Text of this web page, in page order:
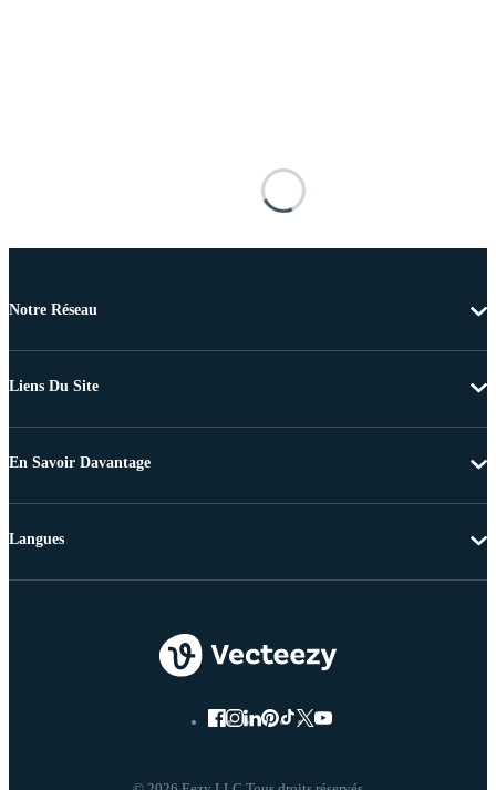
Notre Réseau
Liens Du Site
En Savoir Davantage
Langues